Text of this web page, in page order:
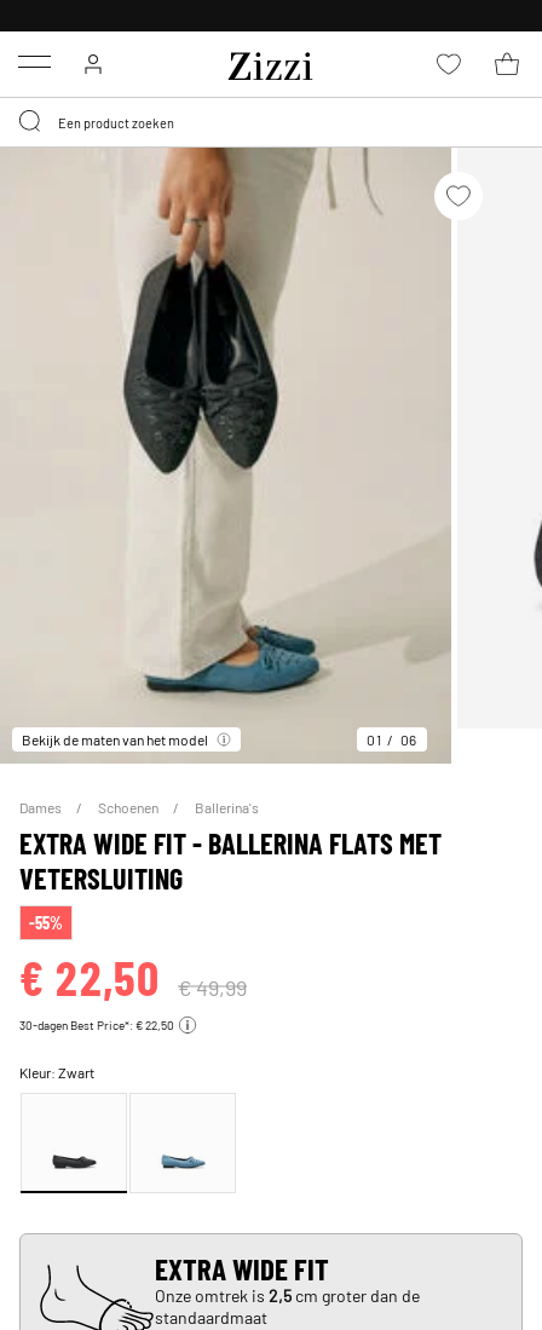
Menu
Bekijk de maten van het model 01 06
Dames Schoenen Ballerina's
EXTRA WIDE FIT - BALLERINA FLATS MET
VETERSLUITING
-55%
€ 22,50 € 49,99
30-dagen Best Price*: € 22,50
Kleur:Zwart
EXTRA WIDE FIT
Onze omtrek is 2,5cm groter dan de
standaardmaat